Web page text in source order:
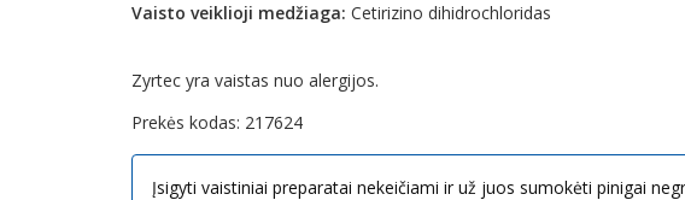
Vaisto veiklioji medžiaga: Cetirizino dihidrochloridas
Zyrtec yra vaistas nuo alergijos.
Prekės kodas: 217624
Įsigyti vaistiniai preparatai nekeičiami ir už juos sumokėti pinigai